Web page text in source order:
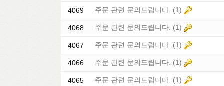
4069 주문 관련 문의드립니다. (1)
4068 주문 관련 문의드립니다. (1)
4067 주문 관련 문의드립니다. (1)
4066 주문 관련 문의드립니다. (1)
4065 주문 관련 문의드립니다. (1)